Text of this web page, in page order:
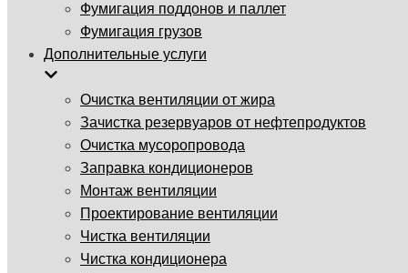
Фумигация поддонов и паллет
Фумигация грузов
Дополнительные услуги
Очистка вентиляции от жира
Зачистка резервуаров от нефтепродуктов
Очистка мусоропровода
Заправка кондиционеров
Монтаж вентиляции
Проектирование вентиляции
Чистка вентиляции
Чистка кондиционера